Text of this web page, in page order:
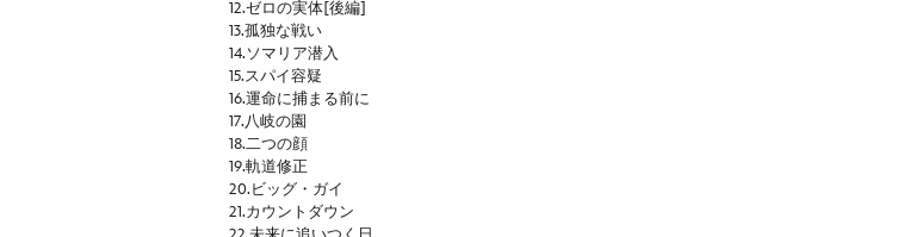
12.ゼロの実体[後編]
13.孤独な戦い
14.ソマリア潜入
15.スパイ容疑
16.運命に捕まる前に
17.八岐の園
18.二つの顔
19.軌道修正
20.ビッグ・ガイ
21.カウントダウン